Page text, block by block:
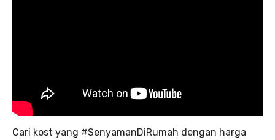
Cari kost yang #SenyamanDiRumah dengan harga